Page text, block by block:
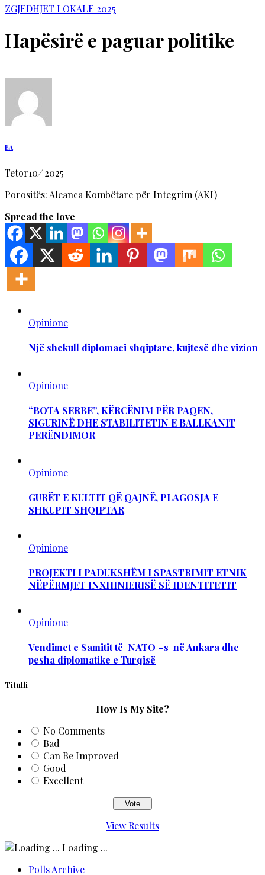
ZGJEDHJET LOKALE 2025
Hapësirë e paguar politike
EA
Tetor10/2025
Porositës: Aleanca Kombëtare për Integrim (AKI)
Spread the love
Opinione
Një shekull diplomaci shqiptare, kujtesë dhe vizion
Opinione
“BOTA SERBE”, KËRCËNIM PËR PAQEN,
SIGURINË DHE STABILITETIN E BALLKANIT
PERËNDIMOR
Opinione
GURËT E KULTIT QË QAJNË, PLAGOSJA E
SHKUPIT SHQIPTAR
Opinione
PROJEKTI I PADUKSHËM I SPASTRIMIT ETNIK
NËPËRMJET INXHINIERISË SË IDENTITETIT
Opinione
Vendimet e Samitit të NATO –s në Ankara dhe
pesha diplomatike e Turqisë
Titulli
How Is My Site?
No Comments
Bad
Can Be Improved
Good
Excellent
View Results
Loading ...
Polls Archive